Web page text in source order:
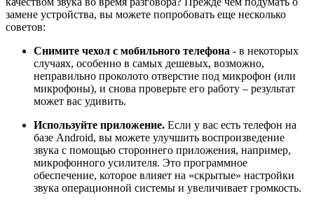
замене устройства, вы можете попробовать еще несколько
советов:
Снимите чехол с мобильного телефона - в некоторых
случаях, особенно в самых дешевых, возможно,
неправильно проколото отверстие под микрофон (или
микрофоны), и снова проверьте его работу – результат
может вас удивить.
Используйте приложение. Если у вас есть телефон на
базе Android, вы можете улучшить воспроизведение
звука с помощью стороннего приложения, например,
микрофонного усилителя. Это программное
обеспечение, которое влияет на «скрытые» настройки
звука операционной системы и увеличивает громкость.